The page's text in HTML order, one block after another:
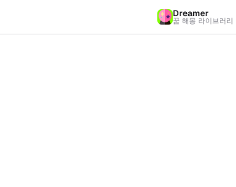
Dreamer
꿈 해몽 라이브러리